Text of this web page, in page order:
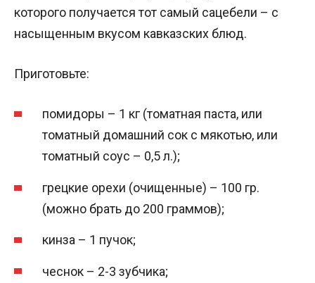
которого получается тот самый сацебели – с
насыщенным вкусом кавказских блюд.
Приготовьте:
помидоры – 1 кг (томатная паста, или
томатный домашний сок с мякотью, или
томатный соус – 0,5 л.);
грецкие орехи (очищенные) – 100 гр.
(можно брать до 200 граммов);
кинза – 1 пучок;
чеснок – 2-3 зубчика;